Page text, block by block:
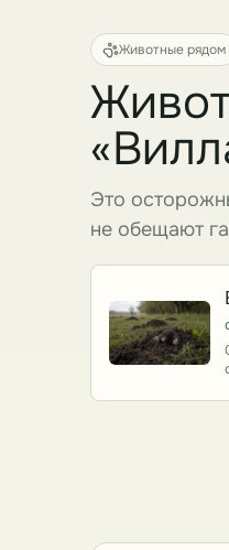
Животные рядом
Это
не обещают